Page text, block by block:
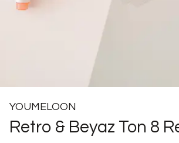
YOUMELOON
Retro & Beyaz Ton 8